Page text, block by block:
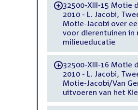
-32500-XIII-15 Motie
2010 - L. Jacobi,
Motie-Jacobi over
voor dierentuinen in
milieueducatie
-32500-XIII-16 Motie
2010 - L. Jacobi,
Motie-Jacobi/Van
uitvoeren van het